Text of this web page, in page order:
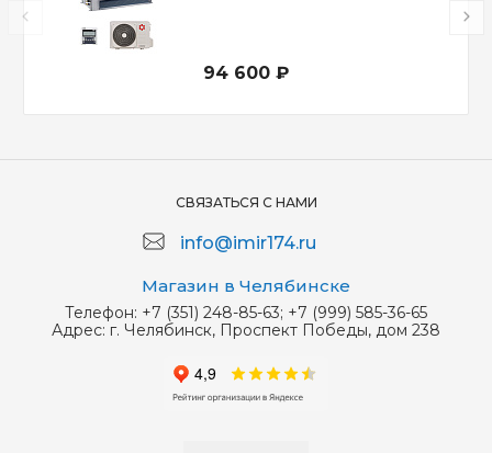
94 600 ₽
СВЯЗАТЬСЯ С НАМИ
info@imir174.ru
Магазин в Челябинске
Телефон: +7 (351) 248-85-63; +7 (999) 585-36-65
Адрес: г. Челябинск, Проспект Победы, дом 238